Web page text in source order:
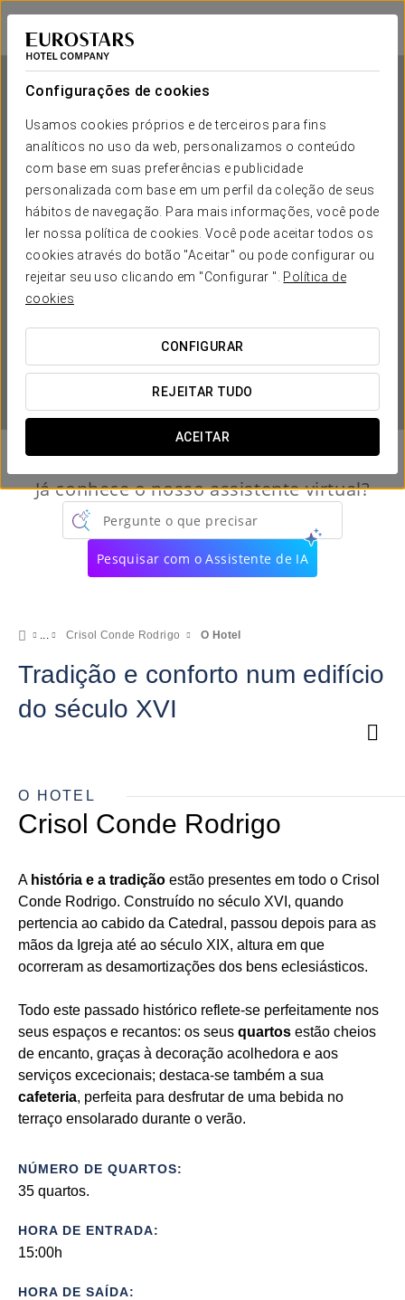
Configurações de cookies
Usamos cookies próprios e de terceiros para fins
analíticos no uso da web, personalizamos o conteúdo
com base em suas preferências e publicidade
personalizada com base em um perfil da coleção de seus
hábitos de navegação. Para mais informações, você pode
ler nossa política de cookies. Você pode aceitar todos os
cookies através do botão "Aceitar" ou pode configurar ou
rejeitar seu uso clicando em "Configurar ". Política de
cookies
CONFIGURAR
REJEITAR TUDO
ACEITAR
Crisol Conde Rodrigo
SALAMANCA - CIUDAD RODRIGO
Crisol Conde Rodrigo
SALAMANCA - CIUDAD RODRIGO
QUANDO QUER IR?
Já conhece o nosso assistente virtual?
Pergunte o que precisar
Pesquisar com o Assistente de IA
Crisol Conde Rodrigo O Hotel
Tradição e conforto num edifício
do século XVI
O HOTEL
Crisol Conde Rodrigo
A história e a tradição estão presentes em todo o Crisol
Conde Rodrigo. Construído no século XVI, quando
pertencia ao cabido da Catedral, passou depois para as
mãos da Igreja até ao século XIX, altura em que
ocorreram as desamortizações dos bens eclesiásticos.
Todo este passado histórico reflete-se perfeitamente nos
seus espaços e recantos: os seus quartos estão cheios
de encanto, graças à decoração acolhedora e aos
serviços excecionais; destaca-se também a sua
cafeteria, perfeita para desfrutar de uma bebida no
terraço ensolarado durante o verão.
NÚMERO DE QUARTOS:
35 quartos.
HORA DE ENTRADA:
15:00h
HORA DE SAÍDA: